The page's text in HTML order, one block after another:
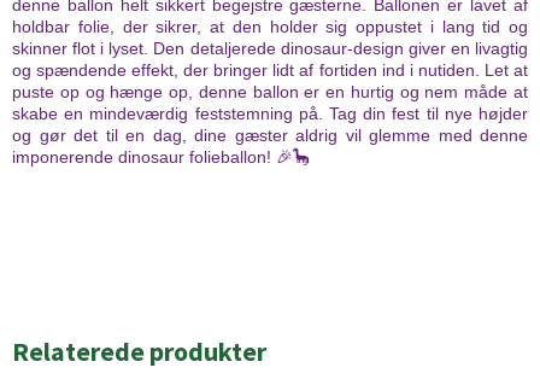
denne ballon helt sikkert begejstre gæsterne. Ballonen er lavet af
holdbar folie, der sikrer, at den holder sig oppustet i lang tid og
skinner flot i lyset. Den detaljerede dinosaur-design giver en livagtig
og spændende effekt, der bringer lidt af fortiden ind i nutiden. Let at
puste op og hænge op, denne ballon er en hurtig og nem måde at
skabe en mindeværdig feststemning på. Tag din fest til nye højder
og gør det til en dag, dine gæster aldrig vil glemme med denne
imponerende dinosaur folieballon! 🎉🦕
Relaterede produkter